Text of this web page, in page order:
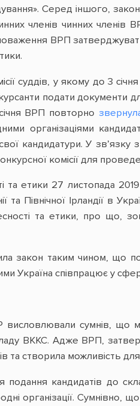
Серед іншого,
членів чинних
ВРП
суддів, у якому до 3
подати документи
ВРП повторно
організаціями
кандидатури. У
комісії для
та етики 27 листопада
Північної Ірландії в
та етики, про що,
закон таким чином, що
Україна співпрацює у
сумнів, що
ВККС. Адже ВРП,
та створила можливість
кандидатів до
Сумнівно, що